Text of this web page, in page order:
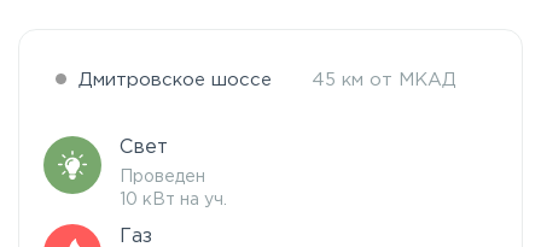
Дмитровское шоссе 45 км от МКАД
Свет
Проведен
10 кВт на уч.
Газ